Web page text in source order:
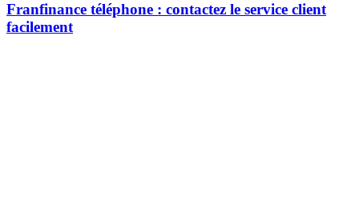
Franfinance téléphone : contactez le service client
facilement